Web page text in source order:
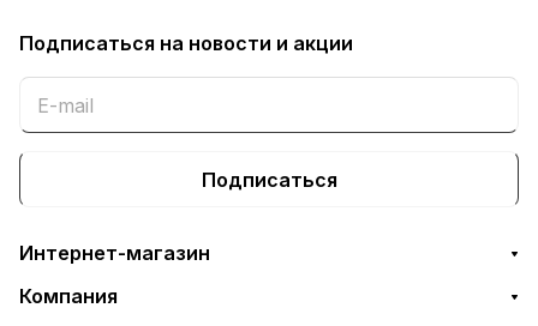
Подписаться на новости и акции
Подписаться
Интернет-магазин
Компания